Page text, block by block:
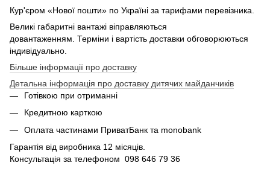
Кур'єром «Нової пошти» по Україні за тарифами перевізника.
Великі габаритні вантажі віправляються
довантаженням. Терміни і вартість доставки обговорюються
індивідуально.
Більше інформації про доставку
Детальна інформація про доставку дитячих майданчиків
Готівкою при отриманні
Кредитною карткою
Оплата частинами ПриватБанк та monobank
Гарантія від виробника 12 місяців.
Консультація за телефоном 098 646 79 36